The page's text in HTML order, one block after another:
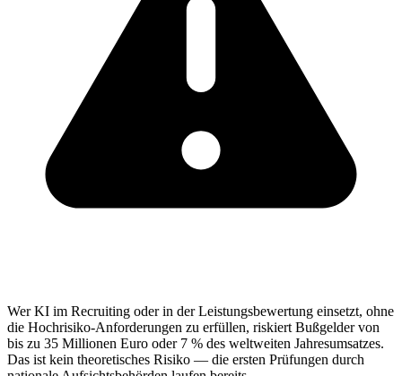
Wer KI im Recruiting oder in der Leistungsbewertung einsetzt, ohne
die Hochrisiko-Anforderungen zu erfüllen, riskiert Bußgelder von
bis zu 35 Millionen Euro oder 7 % des weltweiten Jahresumsatzes.
Das ist kein theoretisches Risiko — die ersten Prüfungen durch